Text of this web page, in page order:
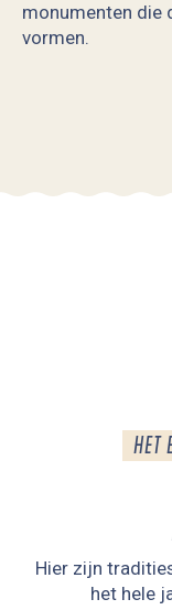
monumenten die
vormen.
HET
Hier zijn
het hele